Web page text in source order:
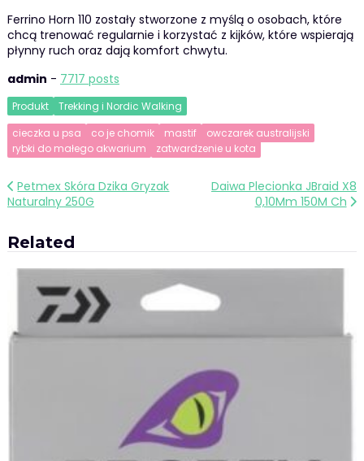
Ferrino Horn 110 zostały stworzone z myślą o osobach, które
chcą trenować regularnie i korzystać z kijków, które wspierają
płynny ruch oraz dają komfort chwytu.
admin - 7717 posts
Produkt
Trekking i Nordic Walking
cieczka u psa
co je chomik mastif
owczarek australijski
rybki do małego akwarium
zatwardzenie u kota
Nawigacja
wpisu
Petmex Skóra Dzika Gryzak
Naturalny 250G
Daiwa Plecionka JBraid X8
0,10Mm 150M Ch
Related